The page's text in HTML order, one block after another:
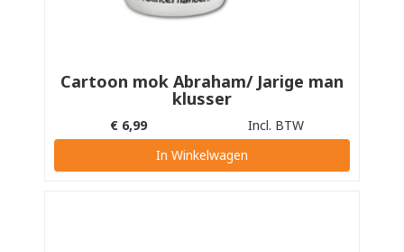
Cartoon mok Abraham/ Jarige man
klusser
€ 6,99
Incl. BTW
In Winkelwagen